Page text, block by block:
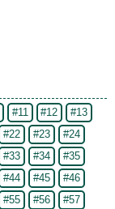
#11 #12
#13
#22 #23
#24
#33 #34
#35
#44 #45
#46
#55 #56
#57